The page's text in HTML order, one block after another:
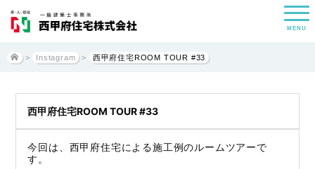
MENU
> Instagram > 西甲府住宅ROOM TOUR #33
西甲府住宅ROOM TOUR #33
今回は、西甲府住宅による施工例のルームツアーで
す。